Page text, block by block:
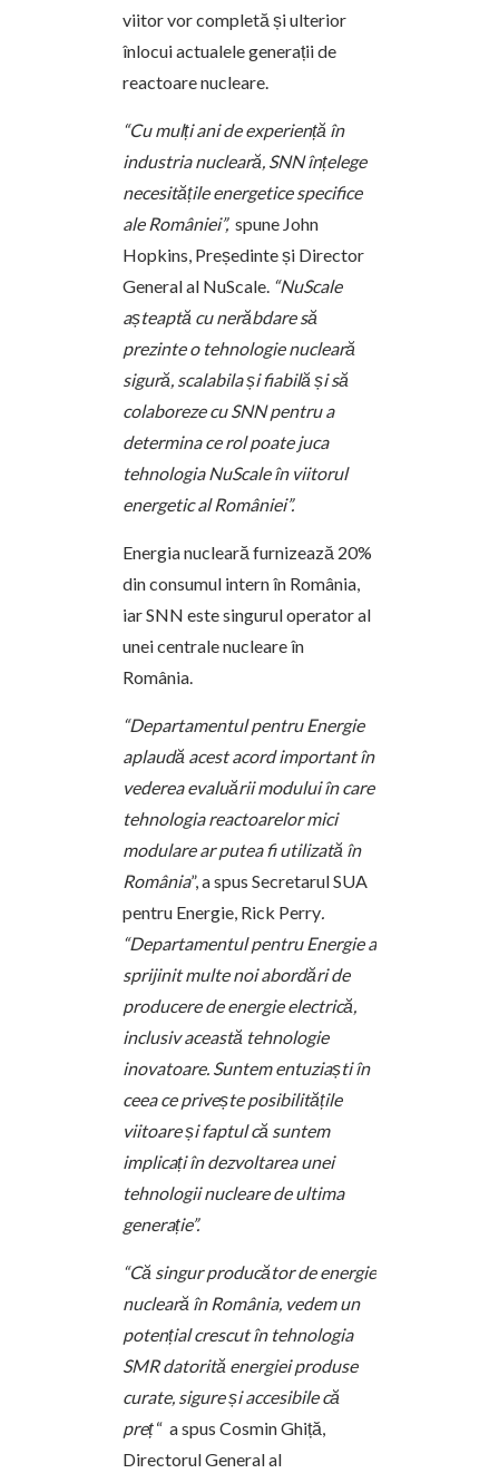
viitor vor completă și ulterior
înlocui actualele generații de
reactoare nucleare.
“Cu mulți ani de experiență în
industria nucleară, SNN înțelege
necesitățile energetice specifice
ale României”, spune John
Hopkins, Președinte și Director
General al NuScale. “NuScale
așteaptă cu nerăbdare să
prezinte o tehnologie nucleară
sigură, scalabila și fiabilă și să
colaboreze cu SNN pentru a
determina ce rol poate juca
tehnologia NuScale în viitorul
energetic al României”.
Energia nucleară furnizează 20%
din consumul intern în România,
iar SNN este singurul operator al
unei centrale nucleare în
România.
“Departamentul pentru Energie
aplaudă acest acord important în
vederea evaluării modului în care
tehnologia reactoarelor mici
modulare ar putea fi utilizată în
România”, a spus Secretarul SUA
pentru Energie, Rick Perry.
“Departamentul pentru Energie a
sprijinit multe noi abordări de
producere de energie electrică,
inclusiv această tehnologie
inovatoare. Suntem entuziaști în
ceea ce privește posibilitățile
viitoare și faptul că suntem
implicați în dezvoltarea unei
tehnologii nucleare de ultima
generație”.
“Că singur producător de energie
nucleară în România, vedem un
potențial crescut în tehnologia
SMR datorită energiei produse
curate, sigure și accesibile că
preț“ a spus Cosmin Ghiță,
Directorul General al